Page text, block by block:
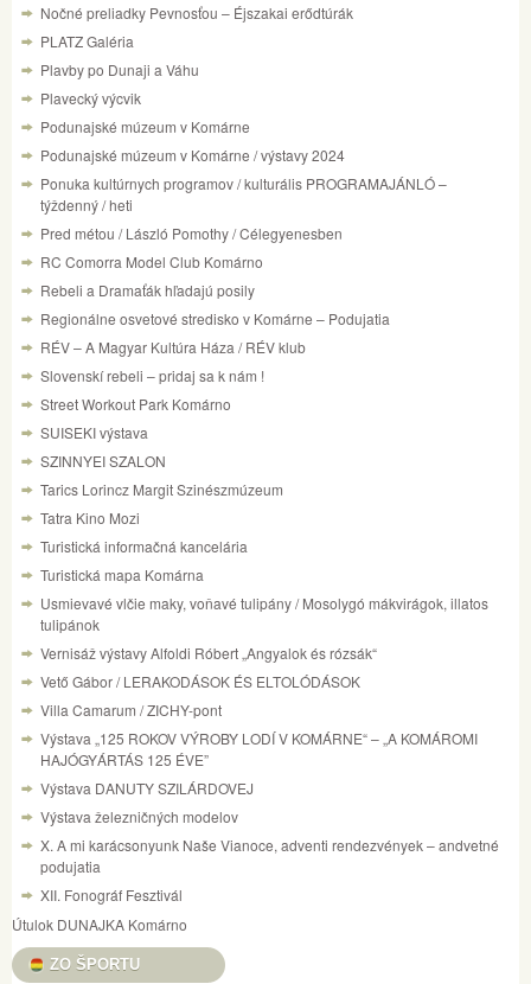
Nočné preliadky Pevnosťou – Éjszakai erődtúrák
PLATZ Galéria
Plavby po Dunaji a Váhu
Plavecký výcvik
Podunajské múzeum v Komárne
Podunajské múzeum v Komárne / výstavy 2024
Ponuka kultúrnych programov / kulturális PROGRAMAJÁNLÓ –
týždenný / heti
Pred métou / László Pomothy / Célegyenesben
RC Comorra Model Club Komárno
Rebeli a Dramaťák hľadajú posily
Regionálne osvetové stredisko v Komárne – Podujatia
RÉV – A Magyar Kultúra Háza / RÉV klub
Slovenskí rebeli – pridaj sa k nám !
Street Workout Park Komárno
SUISEKI výstava
SZINNYEI SZALON
Tarics Lorincz Margit Szinészmúzeum
Tatra Kino Mozi
Turistická informačná kancelária
Turistická mapa Komárna
Usmievavé vlčie maky, voňavé tulipány / Mosolygó mákvirágok, illatos
tulipánok
Vernisáž výstavy Alfoldi Róbert „Angyalok és rózsák“
Vető Gábor / LERAKODÁSOK ÉS ELTOLÓDÁSOK
Villa Camarum / ZICHY-pont
Výstava „125 ROKOV VÝROBY LODÍ V KOMÁRNE“ – „A KOMÁROMI
HAJÓGYÁRTÁS 125 ÉVE”
Výstava DANUTY SZILÁRDOVEJ
Výstava železničných modelov
X. A mi karácsonyunk Naše Vianoce, adventi rendezvények – andvetné
podujatia
XII. Fonográf Fesztivál
Útulok DUNAJKA Komárno
ZO ŠPORTU